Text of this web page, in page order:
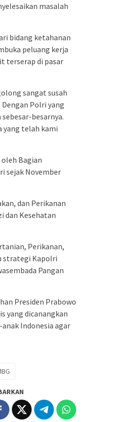
masalah
bidang ketahanan
peluang kerja
terserap di pasar
sangat susah
Polri yang
besarnya.
yang telah kami
Bagian
sejak November
dan Perikanan
dan Kesehatan
Perikanan,
strategi Kapolri
Pangan
Presiden Prabowo
yang dicanangkan
Indonesia agar